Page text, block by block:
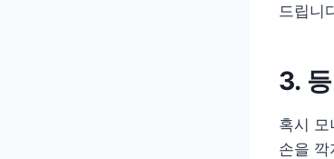
드립니
3.
혹시 모
손을